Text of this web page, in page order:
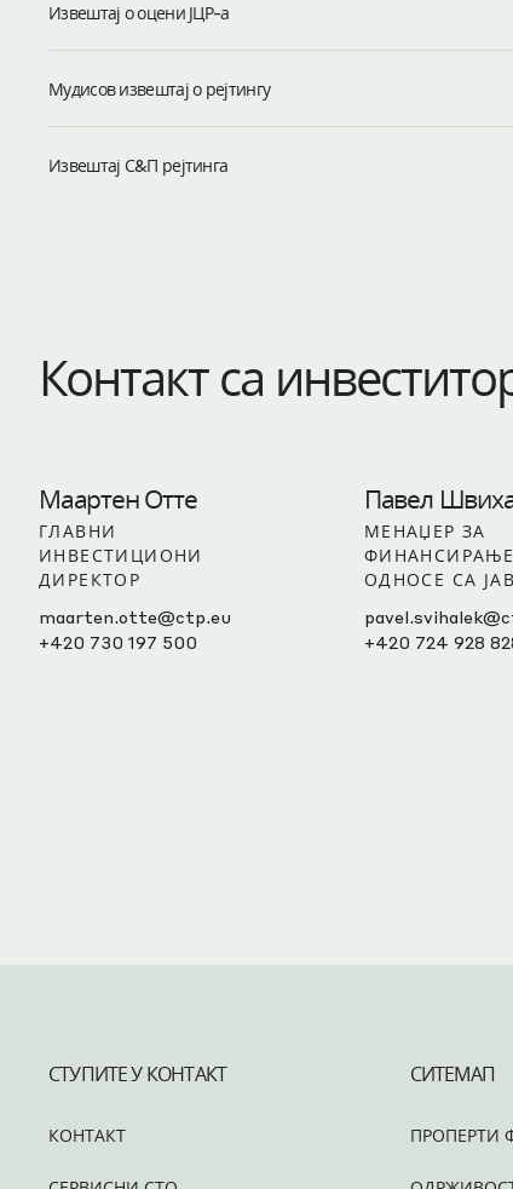
Извештај о оцени ЈЦР-а
Мудисов извештај о рејтингу
Извештај С&П рејтинга
Контакт са
Маартен Отте
ГЛАВНИ
ИНВЕСТИЦИОНИ
ДИРЕКТОР
maarten.otte@ctp.eu
+420 730 197 500
Павел
МЕНАЏЕР ЗА
ОДНОСЕ СА
+420 724 928
СТУПИТЕ У КОНТАКТ
КОНТАКТ
СИТЕМАП
ПРОПЕРТИ